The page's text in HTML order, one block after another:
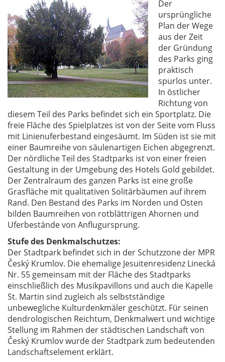
Der
ursprüngliche
Plan der Wege
aus der Zeit
der Gründung
des Parks ging
praktisch
spurlos unter.
In östlicher
Richtung von
diesem Teil des Parks befindet sich ein Sportplatz. Die
freie Fläche des Spielplatzes ist von der Seite vom Fluss
mit Linienuferbestand eingesäumt. Im Süden ist sie mit
einer Baumreihe von säulenartigen Eichen abgegrenzt.
Der nördliche Teil des Stadtparks ist von einer freien
Gestaltung in der Umgebung des Hotels Gold gebildet.
Der Zentralraum des ganzen Parks ist eine große
Grasfläche mit qualitativen Solitärbäumen auf ihrem
Rand. Den Bestand des Parks im Norden und Osten
bilden Baumreihen von rotblättrigen Ahornen und
Uferbestände von Anflugursprung.
Stufe des Denkmalschutzes:
Der Stadtpark befindet sich in der Schutzzone der MPR
Český Krumlov. Die ehemalige Jesuitenresidenz Linecká
Nr. 55 gemeinsam mit der Fläche des Stadtparks
einschließlich des Musikpavillons und auch die Kapelle
St. Martin sind zugleich als selbstständige
unbewegliche Kulturdenkmäler geschützt. Für seinen
dendrologischen Reichtum, Denkmalwert und wichtige
Stellung im Rahmen der städtischen Landschaft von
Český Krumlov wurde der Stadtpark zum bedeutenden
Landschaftselement erklärt.